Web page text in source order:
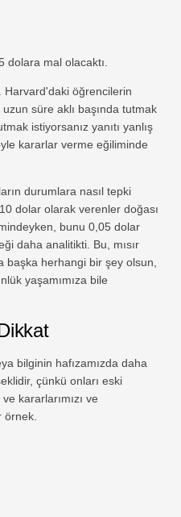
mal olacaktı.
Harvard'daki öğrencilerin
süre aklı başında tutmak
istiyorsanız yanıtı yanlış
kararlar verme eğiliminde
durumlara nasıl tepki
dolar olarak verenler doğası
bunu 0,05 dolar
daha analitikti. Bu, mısır
başka herhangi bir şey olsun,
yaşamımıza bile
bilginin hafızamızda daha
çünkü onları eski
kararlarımızı ve